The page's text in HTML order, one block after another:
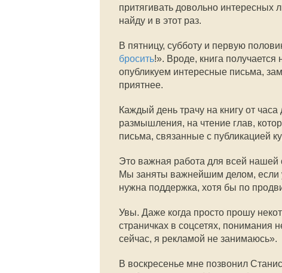
притягивать довольно интересных
найду и в этот раз.
В пятницу, субботу и первую
бросить!». Вроде, книга
опубликуем интересные письма,
приятнее.
Каждый день трачу на книгу от
размышления, на чтение глав,
письма, связанные с публикацией
Это важная работа для всей нашей
Мы заняты важнейшим делом, если
нужна поддержка, хотя бы по
Увы. Даже когда просто прошу
страничках в соцсетях, понимания
сейчас, я рекламой не занимаюсь».
В воскресенье мне позвонил